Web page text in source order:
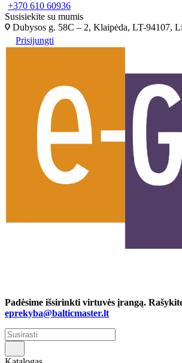
+370 610 60936
Susisiekite su mumis
Dubysos g. 58C – 2, Klaipėda, LT-94107,
Prisijungti
Padėsime išsirinkti virtuvės įrangą.
eprekyba@balticmaster.lt